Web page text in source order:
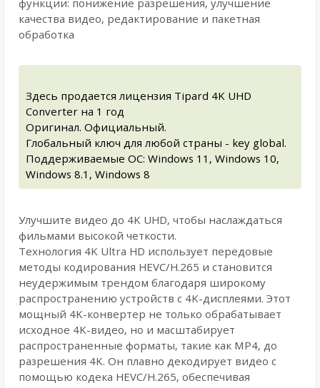
функции: понижение разрешения, улучшение
качества видео, редактирование и пакетная
обработка
Здесь продается лицензия Tipard 4K UHD
Converter на 1 год
Оригинал. Официальный.
Глобальный ключ для любой страны - key global.
Поддерживаемые ОС: Windows 11, Windows 10,
Windows 8.1, Windows 8
Улучшите видео до 4K UHD, чтобы наслаждаться
фильмами высокой четкости.
Технология 4K Ultra HD использует передовые
методы кодирования HEVC/H.265 и становится
неудержимым трендом благодаря широкому
распространению устройств с 4K-дисплеями. Этот
мощный 4K-конвертер не только обрабатывает
исходное 4K-видео, но и масштабирует
распространенные форматы, такие как MP4, до
разрешения 4K. Он плавно декодирует видео с
помощью кодека HEVC/H.265, обеспечивая